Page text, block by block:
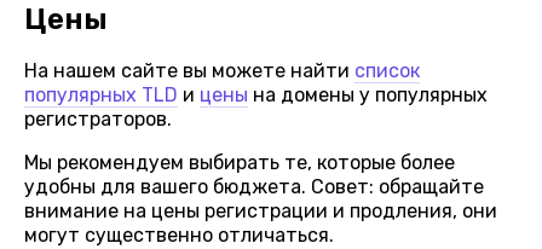
Цены
На нашем сайте вы можете найти список
популярных TLD и цены на домены у популярных
регистраторов.
Мы рекомендуем выбирать те, которые более
удобны для вашего бюджета. Совет: обращайте
внимание на цены регистрации и продления, они
могут существенно отличаться.